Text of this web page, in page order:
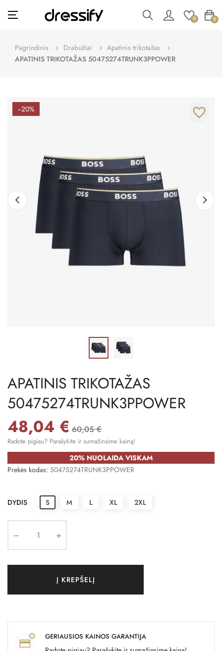
Toggle
navigation
☰ 0 0
Pagrindinis Drabužiai
Apatinis trikotažas
APATINIS TRIKOTAŽAS 50475274TRUNK3PPOWER
−20% favorite_border
APATINIS TRIKOTAŽAS
50475274TRUNK3PPOWER
48,04 € 60,05 €
Radote pigiau? Parašykite ir sumažinsime kainą!
20% NUOLAIDA VISKAM
Prekės kodas: 50475274TRUNK3PPOWER
DYDIS S M L XL 2XL
Į KREPŠELĮ
GERIAUSIOS KAINOS GARANTIJA